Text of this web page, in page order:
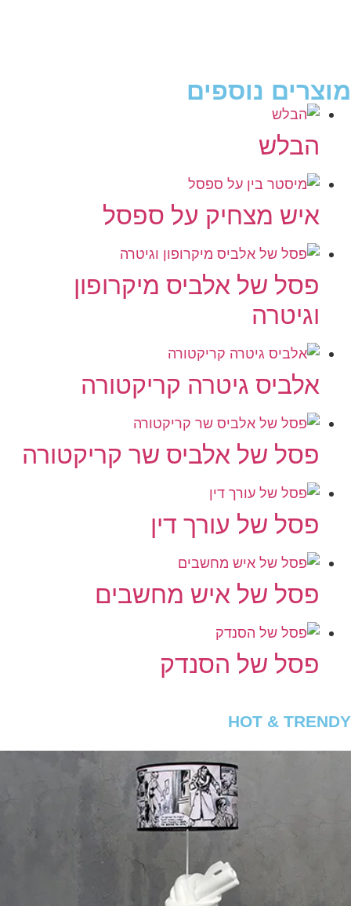
מוצרים נוספים
הבלש
איש מצחיק על ספסל
פסל של אלביס מיקרופון
וגיטרה
אלביס גיטרה קריקטורה
פסל של אלביס שר קריקטורה
פסל של עורך דין
פסל של איש מחשבים
פסל של הסנדק
HOT & TRENDY